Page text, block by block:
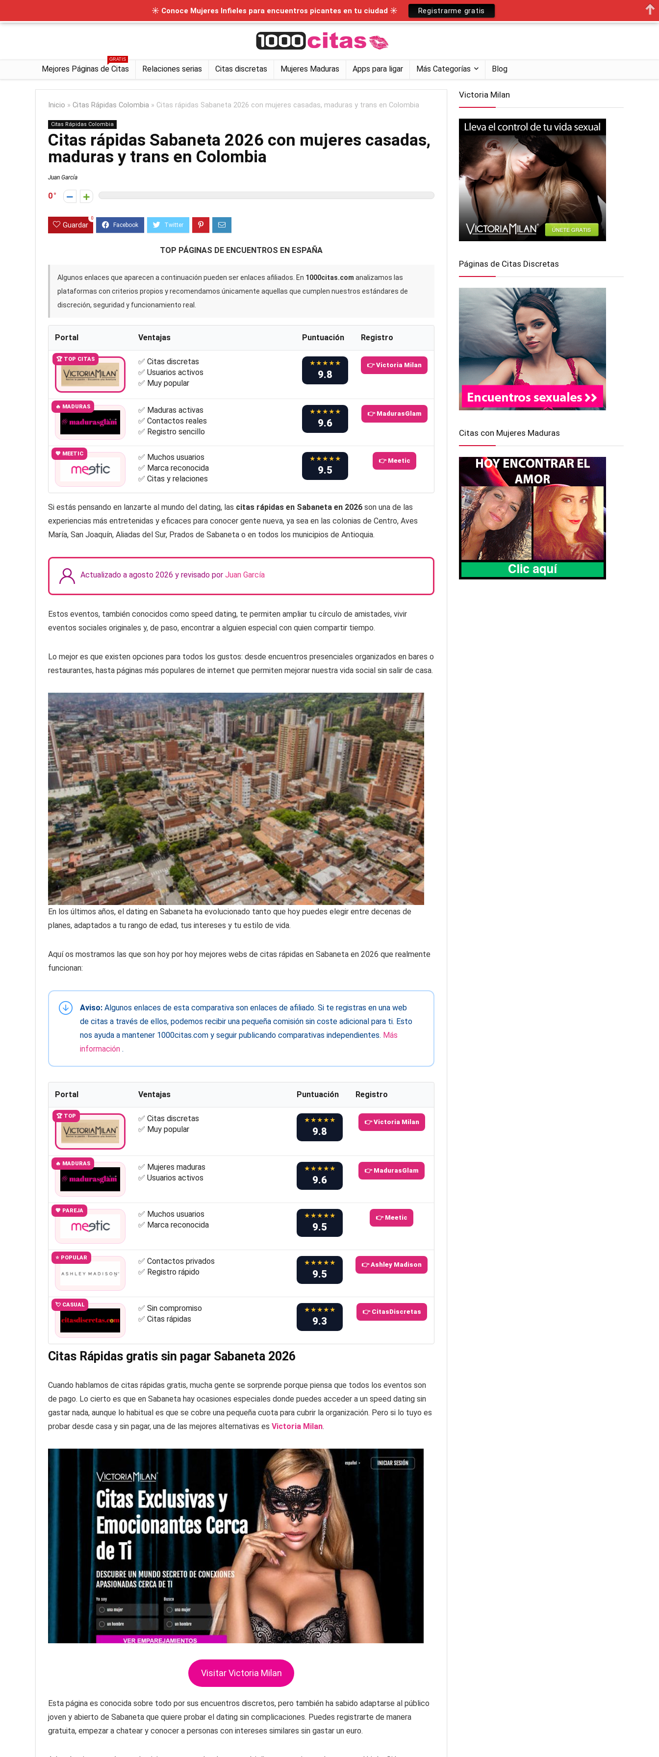
Mejores Páginas de Citas
GRATIS
Relaciones serias Citas discretas Mujeres Maduras Apps para ligar Más Categorías Blog
Inicio » Citas Rápidas Colombia » Citas rápidas Sabaneta 2026 con mujeres casadas, maduras y trans en Colombia
Citas Rápidas Colombia
Citas rápidas Sabaneta 2026 con mujeres casadas,
maduras y trans en Colombia
Juan García
0
Guardar
0
TOP PÁGINAS DE ENCUENTROS EN ESPAÑA
Algunos enlaces que aparecen a continuación pueden ser enlaces afiliados. En 1000citas.com analizamos las
plataformas con criterios propios y recomendamos únicamente aquellas que cumplen nuestros estándares de
discreción, seguridad y funcionamiento real.
Portal Ventajas Puntuación Registro
🏆 TOP CITAS
✅ Citas discretas
✅ Usuarios activos
✅ Muy popular
★★★★★
9.8
👉 Victoria Milan
🔥 MADURAS
✅ Maduras activas
✅ Contactos reales
✅ Registro sencillo
★★★★★
9.6
👉 MadurasGlam
💖 MEETIC
✅ Muchos usuarios
✅ Marca reconocida
✅ Citas y relaciones
★★★★★
9.5
👉 Meetic
Si estás pensando en lanzarte al mundo del dating, las citas rápidas en Sabaneta en 2026 son una de las
experiencias más entretenidas y eficaces para conocer gente nueva, ya sea en las colonias de Centro, Aves
María, San Joaquín, Aliadas del Sur, Prados de Sabaneta o en todos los municipios de Antioquia.
Actualizado a agosto 2026 y revisado por Juan García
Estos eventos, también conocidos como speed dating, te permiten ampliar tu círculo de amistades, vivir
eventos sociales originales y, de paso, encontrar a alguien especial con quien compartir tiempo.
Lo mejor es que existen opciones para todos los gustos: desde encuentros presenciales organizados en bares o
restaurantes, hasta páginas más populares de internet que permiten mejorar nuestra vida social sin salir de casa.
En los últimos años, el dating en Sabaneta ha evolucionado tanto que hoy puedes elegir entre decenas de
planes, adaptados a tu rango de edad, tus intereses y tu estilo de vida.
Aquí os mostramos las que son hoy por hoy mejores webs de citas rápidas en Sabaneta en 2026 que realmente
funcionan:
Aviso: Algunos enlaces de esta comparativa son enlaces de afiliado. Si te registras en una web
de citas a través de ellos, podemos recibir una pequeña comisión sin coste adicional para ti. Esto
nos ayuda a mantener 1000citas.com y seguir publicando comparativas independientes. Más
información .
Portal Ventajas Puntuación Registro
🏆 TOP
✅ Citas discretas
✅ Muy popular
★★★★★
9.8
👉 Victoria Milan
🔥 MADURAS
✅ Mujeres maduras
✅ Usuarios activos
★★★★★
9.6
👉 MadurasGlam
💖 PAREJA
✅ Muchos usuarios
✅ Marca reconocida
★★★★★
9.5
👉 Meetic
⭐ POPULAR
✅ Contactos privados
✅ Registro rápido
★★★★★
9.5
👉 Ashley Madison
💘 CASUAL
✅ Sin compromiso
✅ Citas rápidas
★★★★★
9.3
👉 CitasDiscretas
Citas Rápidas gratis sin pagar Sabaneta 2026
Cuando hablamos de citas rápidas gratis, mucha gente se sorprende porque piensa que todos los eventos son
de pago. Lo cierto es que en Sabaneta hay ocasiones especiales donde puedes acceder a un speed dating sin
gastar nada, aunque lo habitual es que se cobre una pequeña cuota para cubrir la organización. Pero si lo tuyo es
probar desde casa y sin pagar, una de las mejores alternativas es Victoria Milan.
Visitar Victoria Milan
Esta página es conocida sobre todo por sus encuentros discretos, pero también ha sabido adaptarse al público
joven y abierto de Sabaneta que quiere probar el dating sin complicaciones. Puedes registrarte de manera
gratuita, empezar a chatear y conocer a personas con intereses similares sin gastar un euro.
Victoria Milan
Páginas de Citas Discretas
Citas con Mujeres Maduras
☀ Conoce Mujeres Infieles para encuentros picantes en tu ciudad ☀ Registrarme gratis